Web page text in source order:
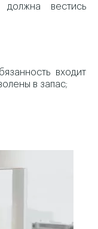
вестись
входит
в запас;